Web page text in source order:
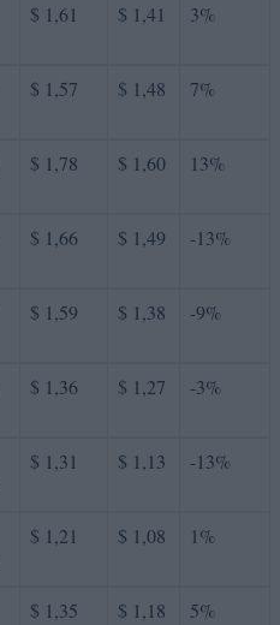
$ 1,61 $ 1,41 3%
$ 1,57 $ 1,48 7%
$ 1,78 $ 1,60 13%
$ 1,66 $ 1,49 -13%
$ 1,59 $ 1,38 -9%
$ 1,36 $ 1,27 -3%
$ 1,31 $ 1,13 -13%
$ 1,21 $ 1,08 1%
$ 1,35 $ 1,18 5%